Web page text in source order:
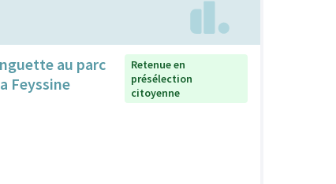
au parc
Feyssine
Retenue en
présélection
citoyenne